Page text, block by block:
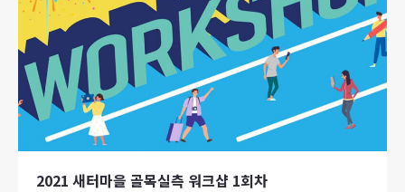
2021 새터마을 골목실측 워크샵 1회차